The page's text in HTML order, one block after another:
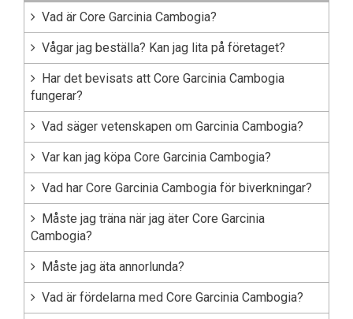
Vad är Core Garcinia Cambogia?
Vågar jag beställa? Kan jag lita på företaget?
Har det bevisats att Core Garcinia Cambogia
fungerar?
Vad säger vetenskapen om Garcinia Cambogia?
Var kan jag köpa Core Garcinia Cambogia?
Vad har Core Garcinia Cambogia för biverkningar?
Måste jag träna när jag äter Core Garcinia
Cambogia?
Måste jag äta annorlunda?
Vad är fördelarna med Core Garcinia Cambogia?